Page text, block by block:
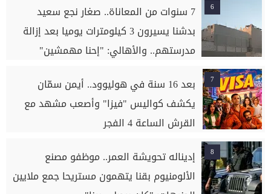
6
7 سنوات من المعاناة.. صغار نجع سعيد
بدشنا يسيرون 3 كيلومترات يوميا بعد إزالة
مدرستهم.. والأهالي: "إحنا مهمشين"
7
بعد 16 سنة في هوليوود.. أيمن سمّان
يكشف كواليس "فيزا" وأصعب مشهد مع
القرش الساعة 4 الفجر
8
إديناله تحويشة العمر.. موظفو مصنع
الألومنيوم بقنا يتهمون مستريحا جمع ملايين